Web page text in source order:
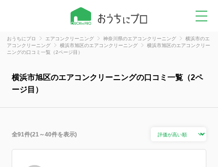
おうちにプロ エアコンクリーニング 神奈川県のエアコンクリーニング
横浜市のエ
アコンクリーニング
横浜市旭区のエアコンクリーニング
横浜市旭区のエアコンクリー
ニングの口コミ一覧（2ページ目）
横浜市旭区のエアコンクリーニングの口コミ一覧（2ペ
ージ目）
全91件(21～40件を表示)